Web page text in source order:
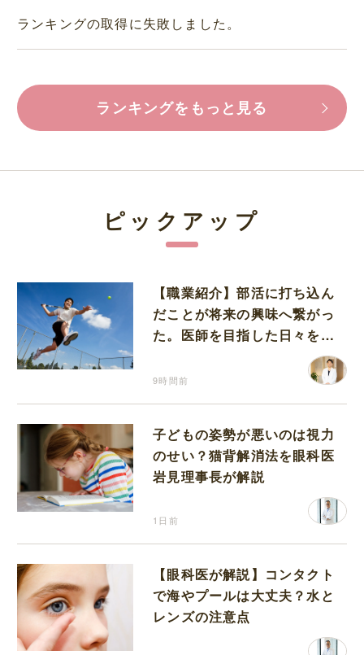
ランキングの取得に失敗しました。
ランキングをもっと見る
ピックアップ
【職業紹介】部活に打ち込ん
だことが将来の興味へ繋がっ
た。医師を目指した日々を振
9時間前
子どもの姿勢が悪いのは視力
のせい？猫背解消法を眼科医
岩見理事長が解説
1日前
【眼科医が解説】コンタクト
で海やプールは大丈夫？水と
レンズの注意点